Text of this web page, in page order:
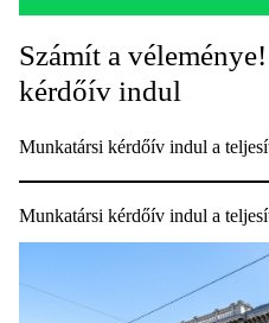
Számít a
kérdőív indul
Munkatársi kérdőív indul a
Munkatársi kérdőív indul a